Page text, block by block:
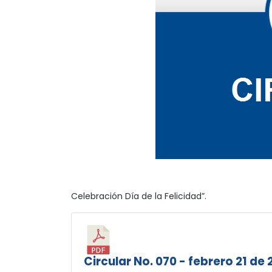
Celebración Día de la Felicidad”.
Circular No. 070 - febrero 21 de